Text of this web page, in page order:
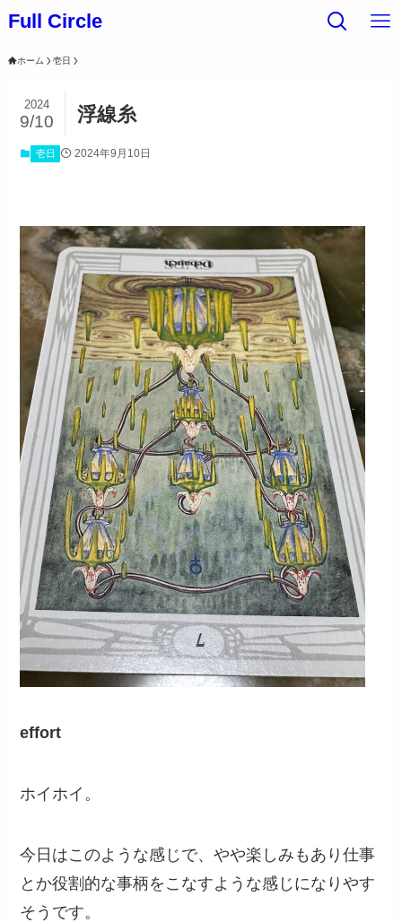
Full Circle
ホーム 壱日
浮線糸
2024
9/10
壱日 2024年9月10日
effort
ホイホイ。
今日はこのような感じで、やや楽しみもあり仕事
とか役割的な事柄をこなすような感じになりやす
そうです。